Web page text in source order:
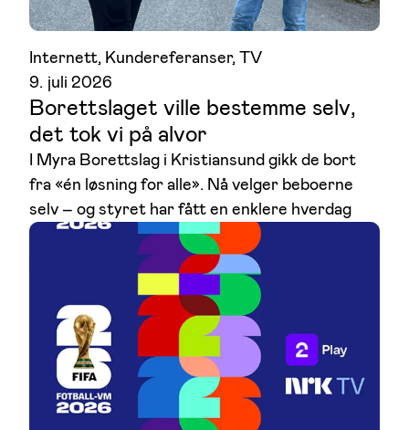
2 poeng
1 poeng 1 poeng
1 poeng 1 poeng
Internett, Kundereferanser, TV
9. juli 2026
Borettslaget ville bestemme selv,
det tok vi på alvor
I Myra Borettslag i Kristiansund gikk de bort
fra «én løsning for alle». Nå velger beboerne
selv – og styret har fått en enklere hverdag